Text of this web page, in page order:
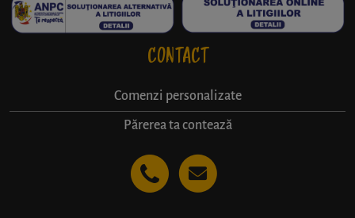
CONTACT
Comenzi personalizate
Părerea ta contează